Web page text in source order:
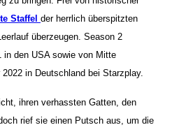
Staffel der herrlich überspitzten
überzeugen. Season 2
in den USA sowie von Mitte
in Deutschland bei Starzplay.
ihren verhassten Gatten, den
rief sie einen Putsch aus, um die